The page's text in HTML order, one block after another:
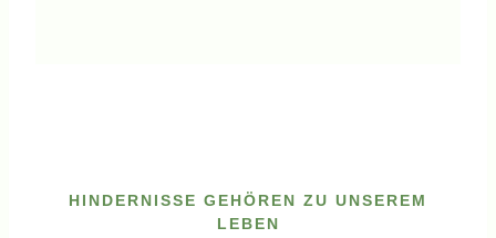
HINDERNISSE GEHÖREN ZU UNSEREM
LEBEN